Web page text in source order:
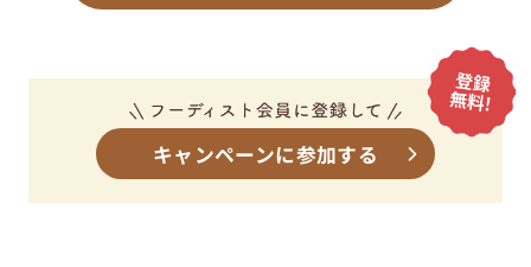
キャンペーンに参加する